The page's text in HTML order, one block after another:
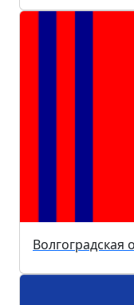
Волгоградская